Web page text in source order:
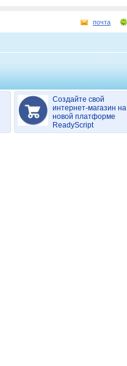
почта
Создайте свой
интернет-магазин на
новой платформе
ReadyScript